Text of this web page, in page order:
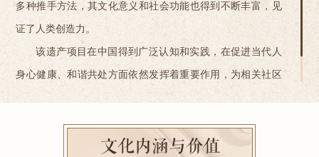
多种推手方法，其文化意义和社会功能也得到不断丰富，见
证了人类创造力。
该遗产项目在中国得到广泛认知和实践，在促进当代人
身心健康、和谐共处方面依然发挥着重要作用，为相关社区
和群体提供认同感和持续感。
文化内涵与价值